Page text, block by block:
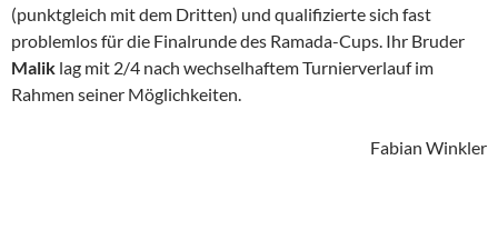
(punktgleich mit dem Dritten) und qualifizierte sich fast
problemlos für die Finalrunde des Ramada-Cups. Ihr Bruder
Malik lag mit 2/4 nach wechselhaftem Turnierverlauf im
Rahmen seiner Möglichkeiten.
Fabian Winkler